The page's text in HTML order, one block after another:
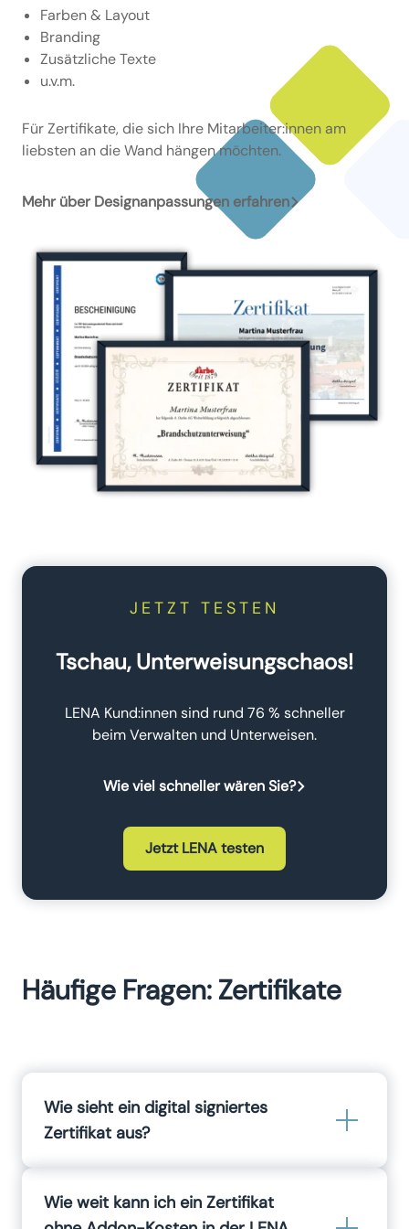
Farben & Layout
Branding
Zusätzliche Texte
u.v.m.
Für Zertifikate, die sich Ihre Mitarbeiter:innen am
liebsten an die Wand hängen möchten.
Mehr über Designanpassungen erfahren
JETZT TESTEN
Tschau, Unterweisungschaos!
LENA Kund:innen sind rund 76 % schneller
beim Verwalten und Unterweisen.
Wie viel schneller wären Sie?
Jetzt LENA testen
Häufige Fragen: Zertifikate
Wie sieht ein digital signiertes
Zertifikat aus?
Zertifikat, dass unsichtbar und mit einem
speziellen Schlüssel versehen ist, der das
Wie weit kann ich ein Zertifikat